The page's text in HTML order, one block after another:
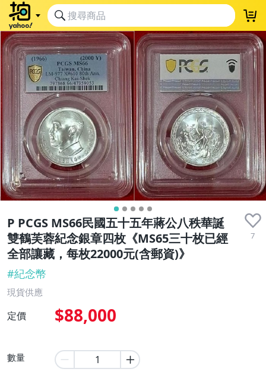
P PCGS MS66民國五十五年蔣公八秩華誕
雙鶴芙蓉紀念銀章四枚《MS65三十枚已經
全部讓藏，每枚22000元(含郵資)》
7
#紀念幣
現貨供應
定價 $88,000
數量